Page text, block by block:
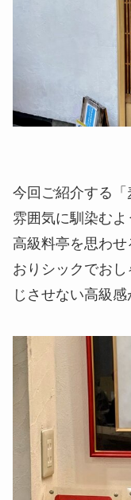
今回ご紹介する
雰囲気に馴染むよ
高級料亭を思わ
おりシックでお
じさせない高級感